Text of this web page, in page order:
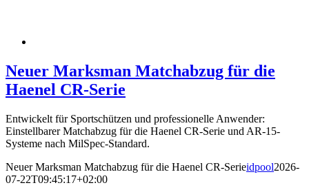
Neuer Marksman Matchabzug für die
Haenel CR-Serie
Entwickelt für Sportschützen und professionelle Anwender:
Einstellbarer Matchabzug für die Haenel CR-Serie und AR-15-
Systeme nach MilSpec-Standard.
Neuer Marksman Matchabzug für die Haenel CR-Serieidpool2026-
07-22T09:45:17+02:00